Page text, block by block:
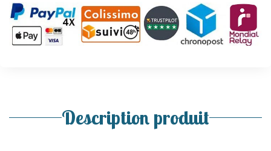
Description produit